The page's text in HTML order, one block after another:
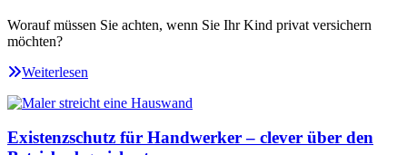
Worauf müssen Sie achten, wenn Sie Ihr Kind privat versichern
möchten?
Weiterlesen
Existenzschutz für Handwerker – clever über den